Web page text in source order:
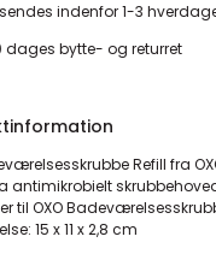
indenfor 1-3
dages bytte- og returret
Refill fra
antimikrobielt
til OXO
15 x 11 x 2,8 cm